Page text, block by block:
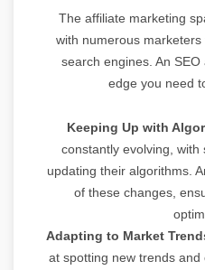
The affiliate marketing
with numerous
search engines. An
edge you need
Keeping Up with
constantly evolving,
updating their algorithms.
of these changes,
Adapting to Market
at spotting new trends